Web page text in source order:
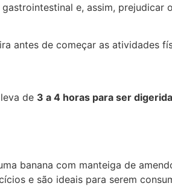
e, assim, prejudicar
antes de começar as atividades
de 3 a 4 horas para ser digerida
banana com manteiga de
e são ideais para serem